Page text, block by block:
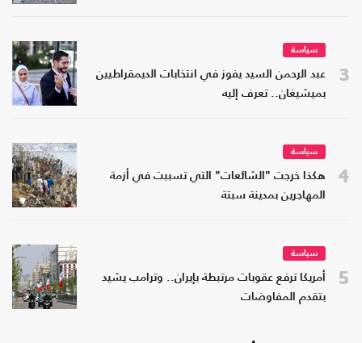
3
سياسة
عبد الرحمن السيد يفوز في انتخابات الديمقراطيين
بميشيغان.. تعرف إليه
4
سياسة
هكذا خرجت "الشائعات" التي تسببت في أزمة
المهاجرين بمدينة سبتة
5
سياسة
أمريكا ترفع عقوبات مرتبطة بإيران.. وترامب يشيد
بتقدم المفاوضات